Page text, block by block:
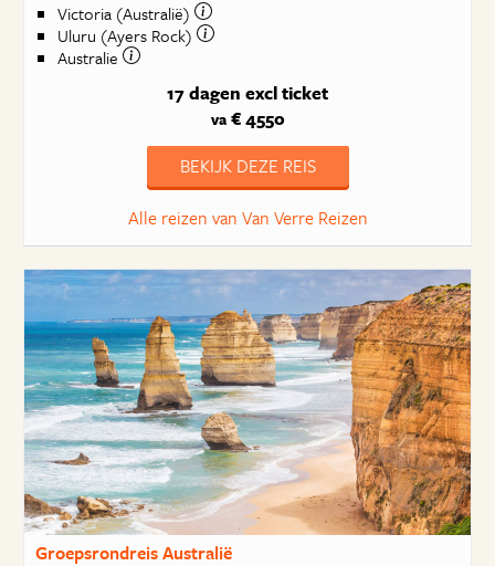
Victoria (Australië)
Uluru (Ayers Rock)
Australie
17 dagen excl ticket
va€ 4550
BEKIJK DEZE REIS
Alle reizen van Van Verre Reizen
Groepsrondreis Australië